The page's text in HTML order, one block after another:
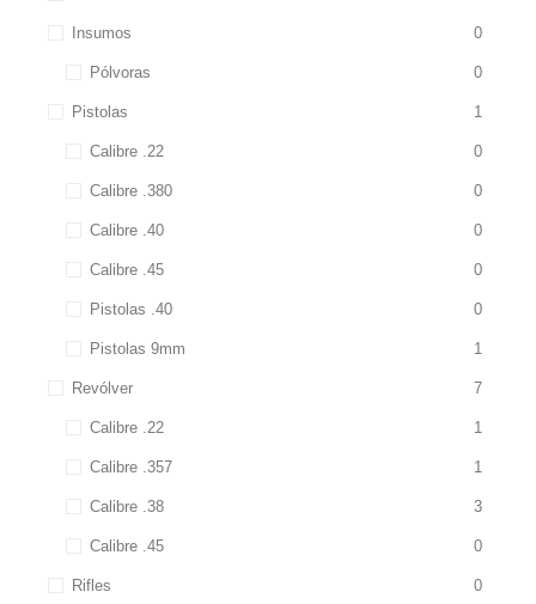
Insumos 0
Pólvoras 0
Pistolas 1
Calibre .22 0
Calibre .380 0
Calibre .40 0
Calibre .45 0
Pistolas .40 0
Pistolas 9mm 1
Revólver 7
Calibre .22 1
Calibre .357 1
Calibre .38 3
Calibre .45 0
Rifles 0